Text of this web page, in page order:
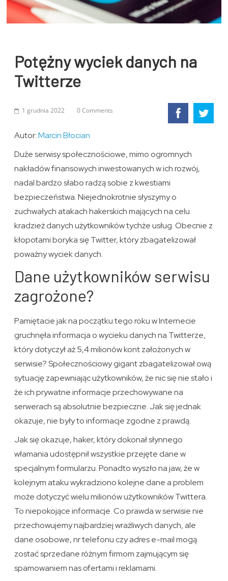
Potężny wyciek danych na
Twitterze
1 grudnia 2022 0 Comments
Autor:Marcin Błocian
Duże serwisy społecznościowe, mimo ogromnych
nakładów finansowych inwestowanych w ich rozwój,
nadal bardzo słabo radzą sobie z kwestiami
bezpieczeństwa. Niejednokrotnie słyszymy o
zuchwałych atakach hakerskich mających na celu
kradzież danych użytkowników tychże usług. Obecnie z
kłopotami boryka się Twitter, który zbagatelizował
poważny wyciek danych.
Dane użytkowników serwisu
zagrożone?
Pamiętacie jak na początku tego roku w Internecie
gruchnęła informacja o wycieku danych na Twitterze,
który dotyczył aż 5,4 milionów kont założonych w
serwisie? Społecznościowy gigant zbagatelizował ową
sytuację zapewniając użytkowników, że nic się nie stało i
że ich prywatne informacje przechowywane na
serwerach są absolutnie bezpieczne. Jak się jednak
okazuje, nie były to informacje zgodne z prawdą.
Jak się okazuje, haker, który dokonał słynnego
włamania udostępnił wszystkie przejęte dane w
specjalnym formularzu. Ponadto wyszło na jaw, że w
kolejnym ataku wykradziono kolejne dane a problem
może dotyczyć wielu milionów użytkowników Twittera.
To niepokojące informacje. Co prawda w serwisie nie
przechowujemy najbardziej wrażliwych danych, ale
dane osobowe, nr telefonu czy adres e-mail mogą
zostać sprzedane różnym firmom zajmującym się
spamowaniem nas ofertami i reklamami.